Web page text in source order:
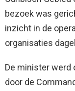
bezoek was
inzicht in de
organisaties
De minister werd
door de